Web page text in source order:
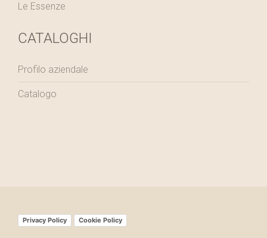
Le Essenze
CATALOGHI
Profilo aziendale
Catalogo
Privacy Policy Cookie Policy